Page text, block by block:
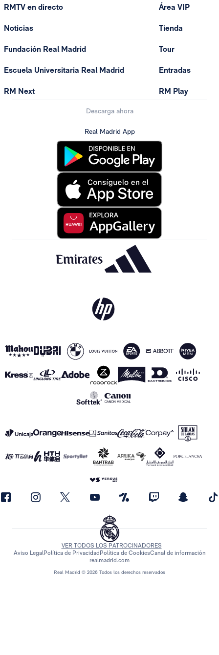
RMTV en directo
Noticias
Fundación Real Madrid
Escuela Universitaria Real Madrid
RM Next
Área VIP
Tienda
Tour
Entradas
RM Play
Descarga ahora
Real Madrid App
Real Madrid © 2026 Todos los derechos reservados
VER TODOS LOS PATROCINADORES
Aviso LegalPolítica de Privacidad Política de CookiesCanal de información
realmadrid.com